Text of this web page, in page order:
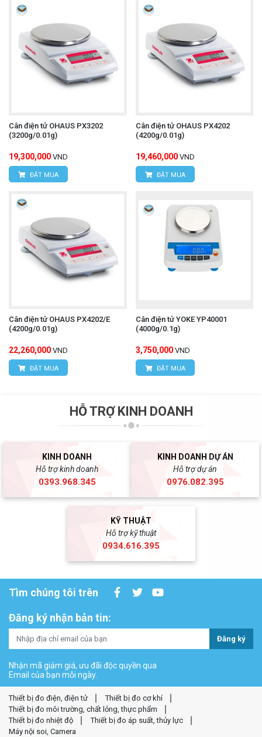
Cân điện tử OHAUS PX3202
(3200g/0.01g)
19,300,000 VND
ĐẶT MUA
Cân điện tử OHAUS PX4202
(4200g/0.01g)
19,460,000 VND
ĐẶT MUA
Cân điện tử OHAUS PX4202/E
(4200g/0.01g)
22,260,000 VND
ĐẶT MUA
Cân điện tử YOKE YP40001
(4000g/0.1g)
3,750,000 VND
ĐẶT MUA
HỖ TRỢ KINH DOANH
KINH DOANH
Hỗ trợ kinh doanh
0393.968.345
KINH DOANH DỰ ÁN
Hỗ trợ dự án
0976.082.395
KỸ THUẬT
Hỗ trợ kỹ thuật
0934.616.395
Tìm chúng tôi trên
Đăng ký nhận bản tin:
Đăng ký
Nhận mã giảm giá, ưu đãi độc quyền qua
Email của bạn mỗi ngày.
Thiết bị đo điện, điện tử
Thiết bị đo cơ khí
Thiết bị đo môi trường, chất lỏng, thực phẩm
Thiết bị đo nhiệt độ
Thiết bị đo áp suất, thủy lực
Máy nội soi, Camera